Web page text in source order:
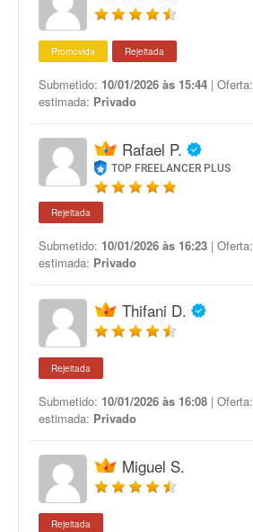
Promovida Rejeitada
Submetido: 10/01/2026 às 15:44 | Oferta:
estimada: Privado
Rafael P.
TOP FREELANCER PLUS
Rejeitada
Submetido: 10/01/2026 às 16:23 | Oferta:
estimada: Privado
Thifani D.
Rejeitada
Submetido: 10/01/2026 às 16:08 | Oferta:
estimada: Privado
Miguel S.
Rejeitada